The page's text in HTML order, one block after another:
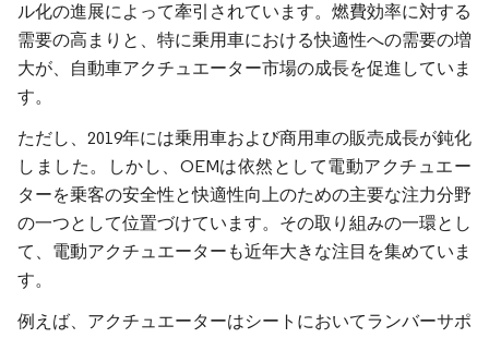
ル化の進展によって牽引されています。燃費効率に対する
需要の高まりと、特に乗用車における快適性への需要の増
大が、自動車アクチュエーター市場の成長を促進していま
す。
ただし、2019年には乗用車および商用車の販売成長が鈍化
しました。しかし、OEMは依然として電動アクチュエー
ターを乗客の安全性と快適性向上のための主要な注力分野
の一つとして位置づけています。その取り組みの一環とし
て、電動アクチュエーターも近年大きな注目を集めていま
す。
例えば、アクチュエーターはシートにおいてランバーサポ